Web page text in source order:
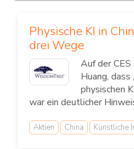
Physische KI in
drei Wege
Auf der
Huang,
physischen
war ein deutlicher
Aktien China Künstliche